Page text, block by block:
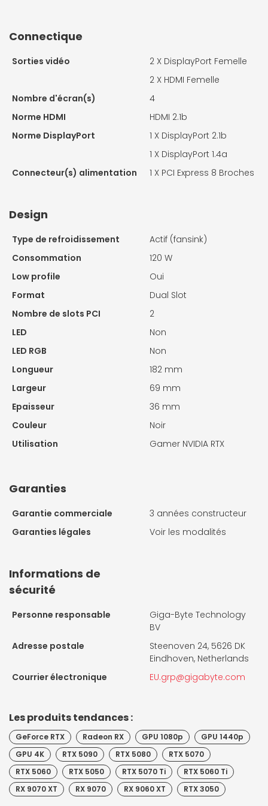
Connectique
Sorties vidéo 2 X DisplayPort Femelle
2 X HDMI Femelle
Nombre d'écran(s)
4
Norme HDMI
HDMI 2.1b
Norme DisplayPort
1 X DisplayPort 2.1b
1 X DisplayPort 1.4a
Connecteur(s) alimentation
1 X PCI Express 8 Broches
Design
Type de refroidissement
Actif (fansink)
Consommation
120 W
Low profile
Oui
Format
Dual Slot
Nombre de slots PCI
2
LED
Non
LED RGB
Non
Longueur
182 mm
Largeur
69 mm
Epaisseur
36 mm
Couleur
Noir
Utilisation
Gamer NVIDIA RTX
Garanties
Garantie commerciale
3 années constructeur
Garanties légales
Voir les modalités
Informations de
sécurité
Personne responsable
Giga-Byte Technology
BV
Adresse postale
Steenoven 24, 5626 DK
Eindhoven, Netherlands
Courrier électronique
EU.grp@gigabyte.com
Les produits tendances :
GeForce RTX Radeon RX GPU 1080p
GPU 1440p
GPU 4K
RTX 5090 RTX 5080
RTX 5070
RTX 5060
RTX 5050 RTX 5070 Ti
RTX 5060 Ti
RX 9070 XT
RX 9070 RX 9060 XT RTX 3050